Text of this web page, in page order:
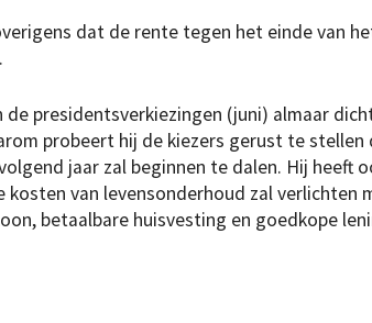
dat de rente tegen het einde van
de presidentsverkiezingen (juni) almaar
probeert hij de kiezers gerust te
jaar zal beginnen te dalen. Hij heeft
kosten van levensonderhoud zal verlichten
betaalbare huisvesting en goedkope